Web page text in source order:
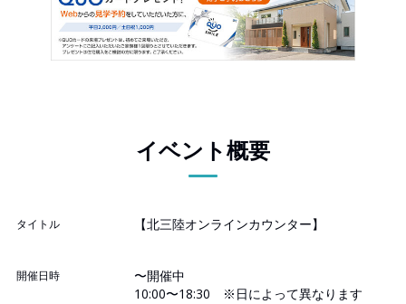
イベント概要
タイトル 【北三陸オンラインカウンター】
開催日時
〜開催中
10:00〜18:30 ※日によって異なります